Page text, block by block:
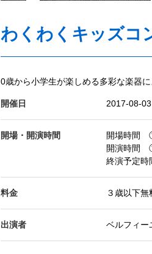
わくわくキッズコ
0歳から小学生が楽しめる多彩な楽器
開催日 2017-08-03
開場・開演時間
開場時間
開演時間
終演予定
料金 ３歳以下
出演者 ベルフィー